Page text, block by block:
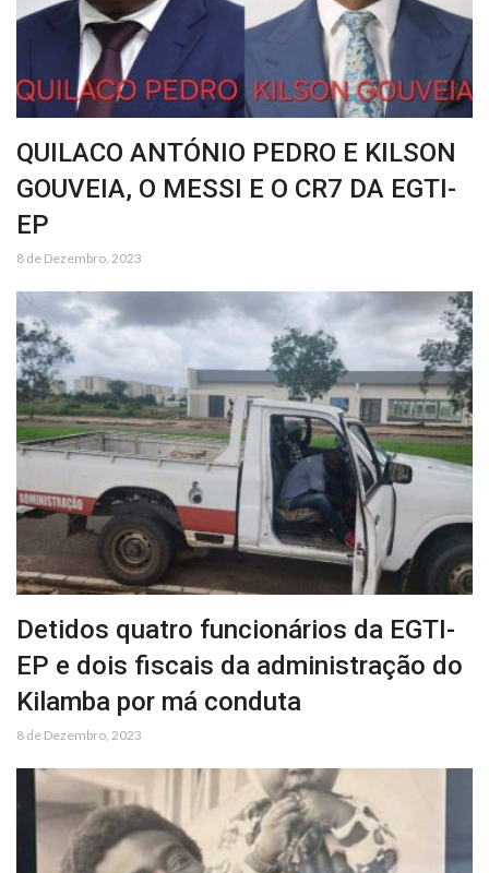
QUILACO ANTÓNIO PEDRO E KILSON
GOUVEIA, O MESSI E O CR7 DA EGTI-
EP
8 de Dezembro, 2023
Detidos quatro funcionários da EGTI-
EP e dois fiscais da administração do
Kilamba por má conduta
8 de Dezembro, 2023